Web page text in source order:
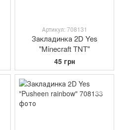
Артикул: 708131
Закладинка 2D Yes
"Minecraft TNT"
45 грн